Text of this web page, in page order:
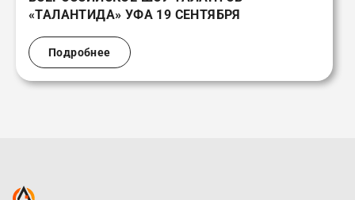
«ТАЛАНТИДА» УФА 19 СЕНТЯБРЯ
Подробнее